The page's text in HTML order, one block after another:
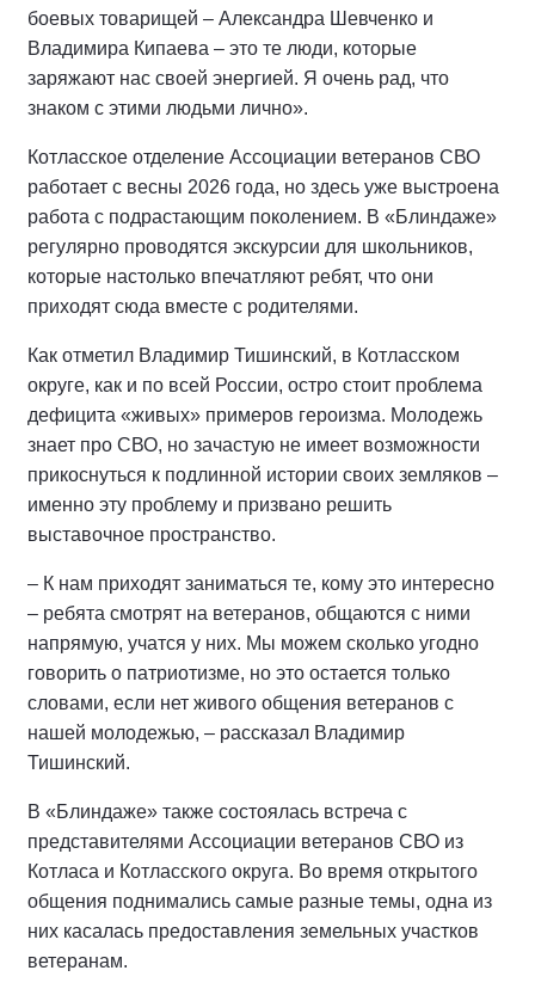
боевых товарищей – Александра Шевченко и
Владимира Кипаева – это те люди, которые
заряжают нас своей энергией. Я очень рад, что
знаком с этими людьми лично».
Котласское отделение Ассоциации ветеранов СВО
работает с весны 2026 года, но здесь уже выстроена
работа с подрастающим поколением. В «Блиндаже»
регулярно проводятся экскурсии для школьников,
которые настолько впечатляют ребят, что они
приходят сюда вместе с родителями.
Как отметил Владимир Тишинский, в Котласском
округе, как и по всей России, остро стоит проблема
дефицита «живых» примеров героизма. Молодежь
знает про СВО, но зачастую не имеет возможности
прикоснуться к подлинной истории своих земляков –
именно эту проблему и призвано решить
выставочное пространство.
– К нам приходят заниматься те, кому это интересно
– ребята смотрят на ветеранов, общаются с ними
напрямую, учатся у них. Мы можем сколько угодно
говорить о патриотизме, но это остается только
словами, если нет живого общения ветеранов с
нашей молодежью, – рассказал Владимир
Тишинский.
В «Блиндаже» также состоялась встреча с
представителями Ассоциации ветеранов СВО из
Котласа и Котласского округа. Во время открытого
общения поднимались самые разные темы, одна из
них касалась предоставления земельных участков
ветеранам.